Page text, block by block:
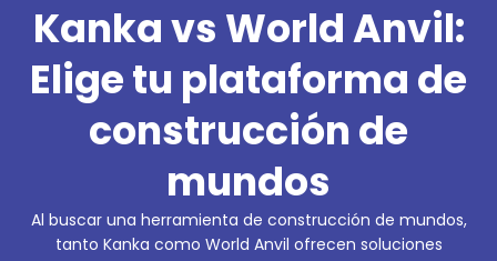
Kanka vs World Anvil:
Elige tu plataforma de
construcción de
mundos
Al buscar una herramienta de construcción de mundos,
tanto Kanka como World Anvil ofrecen soluciones